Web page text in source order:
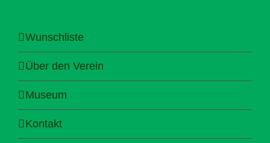
Wunschliste
Über den Verein
Museum
Kontakt